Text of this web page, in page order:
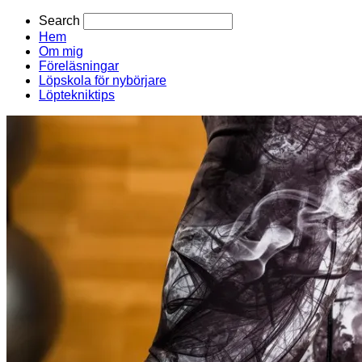
Search
Hem
Om mig
Föreläsningar
Löpskola för nybörjare
Löptekniktips